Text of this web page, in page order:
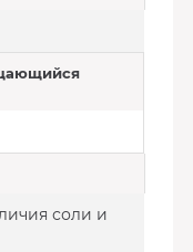
соли и